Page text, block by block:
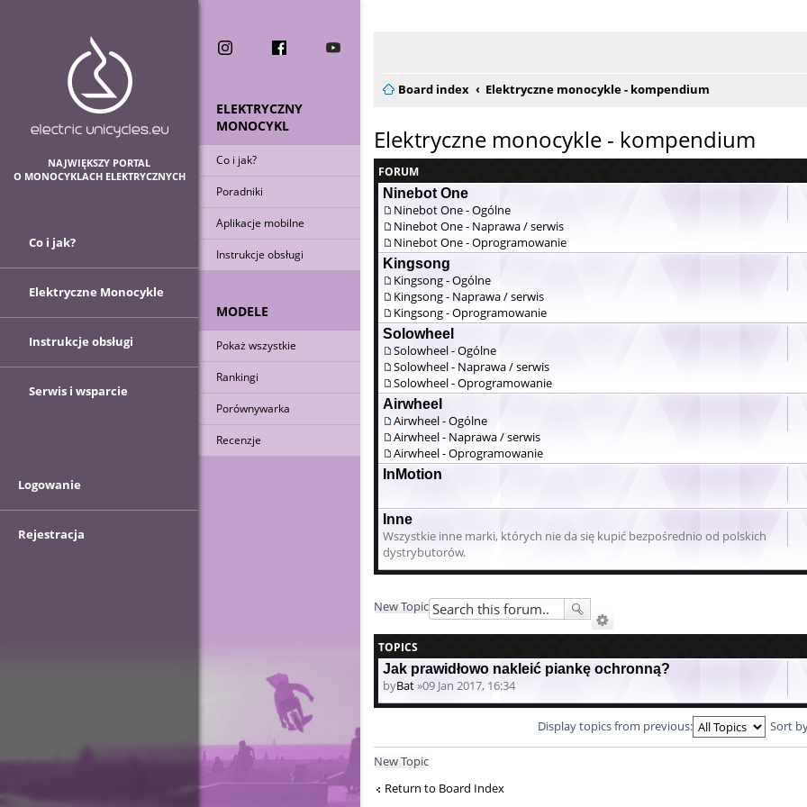
Board index Elektryczne monocykle - kompendium
Elektryczne monocykle - kompendium
FORUM
Ninebot One
Ninebot One - Ogólne
Ninebot One - Naprawa / serwis
Ninebot One - Oprogramowanie
Kingsong
Kingsong - Ogólne
Kingsong - Naprawa / serwis
Kingsong - Oprogramowanie
Solowheel
Solowheel - Ogólne
Solowheel - Naprawa / serwis
Solowheel - Oprogramowanie
Airwheel
Airwheel - Ogólne
Airwheel - Naprawa / serwis
Airwheel - Oprogramowanie
InMotion
Inne
Wszystkie inne marki, których nie da się kupić bezpośrednio od polskich
dystrybutorów.
New Topic
TOPICS
Jak prawidłowo nakleić piankę ochronną?
byBat»09 Jan 2017, 16:34
Display topics from previous: Sort
New Topic
Return to Board Index
ELEKTRYCZNY
MONOCYKL
Co i jak?
Poradniki
Aplikacje mobilne
Instrukcje obsługi
MODELE
Pokaż wszystkie
Rankingi
Porównywarka
Recenzje
NAJWIĘKSZY PORTAL
O MONOCYKLACH ELEKTRYCZNYCH
Co i jak?
Elektryczne Monocykle
Instrukcje obsługi
Serwis i wsparcie
Logowanie
Rejestracja